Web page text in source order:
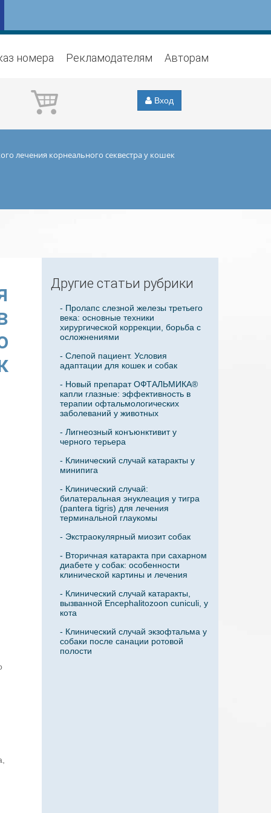
номера Рекламодателям Авторам
Вход
лечения корнеального секвестра у кошек
Другие статьи рубрики
- Пролапс слезной железы третьего
века: основные техники
хирургической коррекции, борьба с
осложнениями
- Слепой пациент. Условия
адаптации для кошек и собак
- Новый препарат ОФТАЛЬМИКА®
капли глазные: эффективность в
терапии офтальмологических
заболеваний у животных
- Лигнеозный конъюнктивит у
черного терьера
- Клинический случай катаракты у
минипига
- Клинический случай:
билатеральная энуклеация у тигра
(pantera tigris) для лечения
терминальной глаукомы
- Экстраокулярный миозит собак
- Вторичная катаракта при сахарном
диабете у собак: особенности
клинической картины и лечения
- Клинический случай катаракты,
вызванной Encephalitozoon cuniculi, у
кота
- Клинический случай экзофтальма у
собаки после санации ротовой
полости